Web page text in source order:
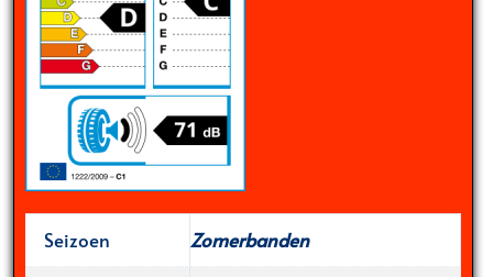
Seizoen
Zomerbanden